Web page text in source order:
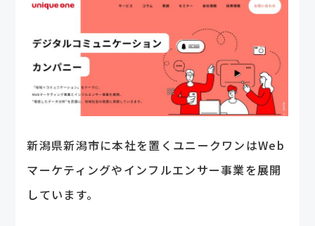
新潟県新潟市に本社を置くユニークワンはWeb
マーケティングやインフルエンサー事業を展開
しています。